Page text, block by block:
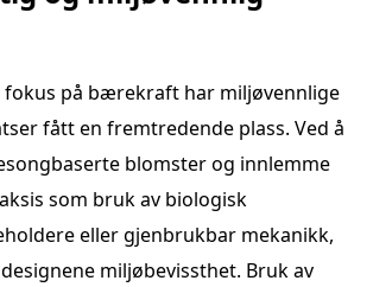
fokus på bærekraft har miljøvennlige
fått en fremtredende plass. Ved å
blomster og innlemme
som bruk av biologisk
eller gjenbrukbar mekanikk,
miljøbevissthet. Bruk av